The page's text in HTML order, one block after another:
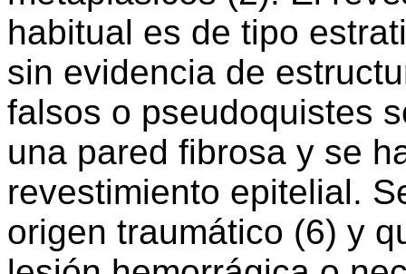
habitual es de tipo
sin evidencia de
falsos o pseudoquistes
una pared fibrosa y se
revestimiento epitelial.
origen traumático (6) y